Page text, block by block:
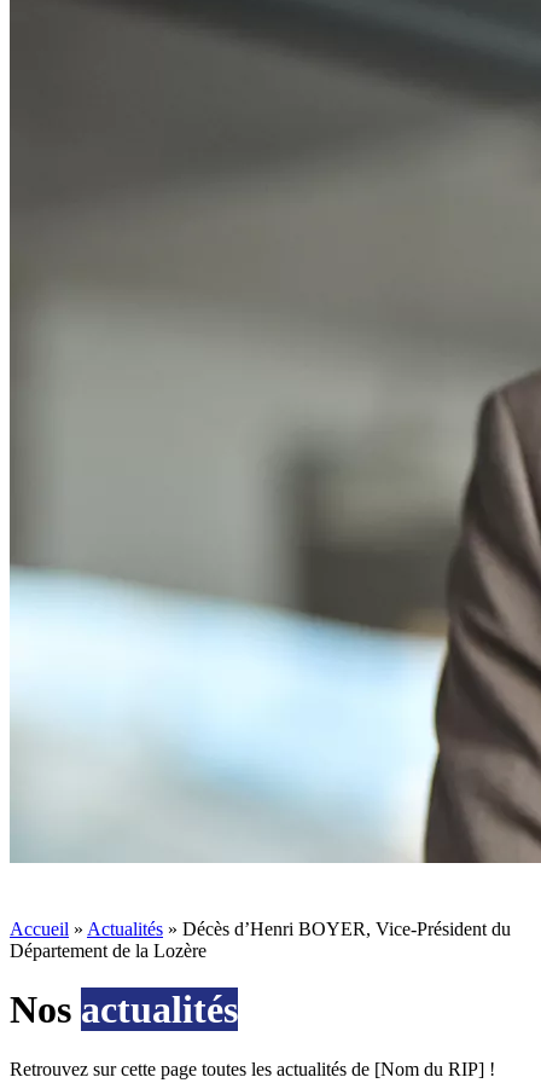
Accueil » Actualités » Décès d’Henri BOYER, Vice-Président du
Département de la Lozère
Nos actualités
Retrouvez sur cette page toutes les actualités de [Nom du RIP] !